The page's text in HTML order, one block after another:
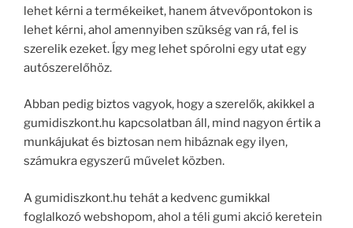
lehet kérni a termékeiket, hanem átvevőpontokon is
lehet kérni, ahol amennyiben szükség van rá, fel is
szerelik ezeket. Így meg lehet spórolni egy utat egy
autószerelőhöz.
Abban pedig biztos vagyok, hogy a szerelők, akikkel a
gumidiszkont.hu kapcsolatban áll, mind nagyon értik a
munkájukat és biztosan nem hibáznak egy ilyen,
számukra egyszerű művelet közben.
A gumidiszkont.hu tehát a kedvenc gumikkal
foglalkozó webshopom, ahol a téli gumi akció keretein